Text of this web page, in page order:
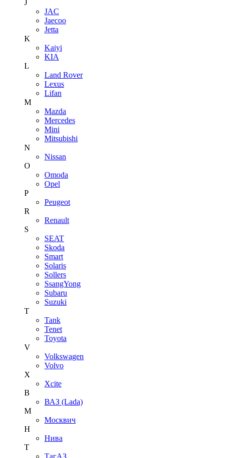
J
JAC
Jaecoo
Jetta
K
Kaiyi
KIA
L
Land Rover
Lexus
Lifan
M
Mazda
Mercedes
Mini
Mitsubishi
N
Nissan
O
Omoda
Opel
P
Peugeot
R
Renault
S
SEAT
Skoda
Smart
Solaris
Sollers
SsangYong
Subaru
Suzuki
T
Tank
Tenet
Toyota
V
Volkswagen
Volvo
X
Xcite
В
ВАЗ (Lada)
М
Москвич
Н
Нива
Т
ТагАЗ